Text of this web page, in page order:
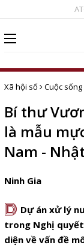
Xã hội số Cuộc sống
Bí thư
là mẫu
Nam -
Ninh Gia
D Dự án xử lý
trong Nghị
diện về vấn đề